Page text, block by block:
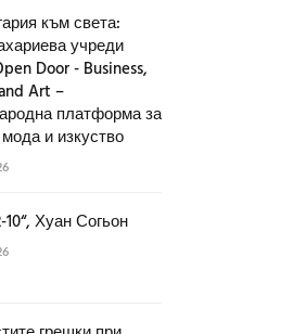
към света:
учреди
Door - Business,
Art –
платформа за
и изкуство
10“, Хуан Согьон